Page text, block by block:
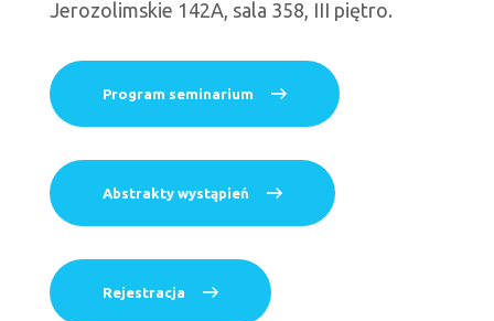
Jerozolimskie 142A, sala 358, III piętro.
Program seminarium
Abstrakty wystąpień
Rejestracja